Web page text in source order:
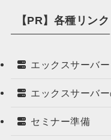
【PR】各種リンク
エックスサーバー
エックスサーバ
セミナー準備